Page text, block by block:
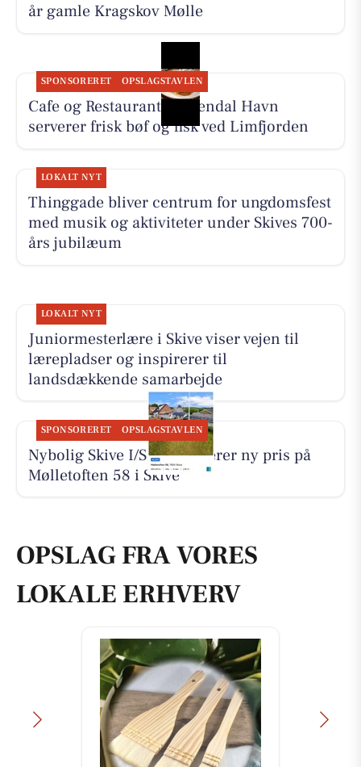
år gamle Kragskov Mølle
SPONSORERET OPSLAGSTAVLEN
Cafe og Restaurant Gyldendal Havn
serverer frisk bøf og fisk ved Limfjorden
LOKALT NYT
Thinggade bliver centrum for ungdomsfest
med musik og aktiviteter under Skives 700-
års jubilæum
LOKALT NYT
Juniormesterlære i Skive viser vejen til
lærepladser og inspirerer til
landsdækkende samarbejde
SPONSORERET OPSLAGSTAVLEN
Nybolig Skive I/S præsenterer ny pris på
Mølletoften 58 i Skive
OPSLAG FRA VORES
LOKALE ERHVERV